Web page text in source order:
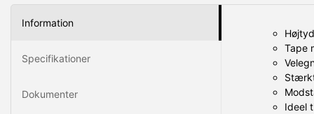
Information
Specifikationer
Dokumenter
Tape
Ideel